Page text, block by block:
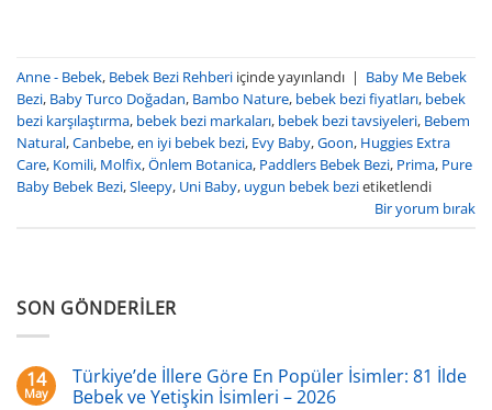
Anne - Bebek, Bebek Bezi Rehberi içinde yayınlandı | Baby Me Bebek
Bezi, Baby Turco Doğadan, Bambo Nature, bebek bezi fiyatları, bebek
bezi karşılaştırma, bebek bezi markaları, bebek bezi tavsiyeleri, Bebem
Natural,Canbebe,en iyi bebek bezi, Evy Baby,Goon, Huggies Extra
Care, Komili, Molfix,Önlem Botanica, Paddlers Bebek Bezi, Prima, Pure
Baby Bebek Bezi,Sleepy, Uni Baby, uygun bebek bezietiketlendi
Bir yorum bırak
SON GÖNDERILER
14
May
Türkiye’de İllere Göre En Popüler İsimler: 81 İlde
Bebek ve Yetişkin İsimleri – 2026